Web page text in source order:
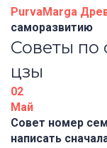
PurvaMarga
саморазвитию
Советы по
цзы
02
Май
Совет номер
написать